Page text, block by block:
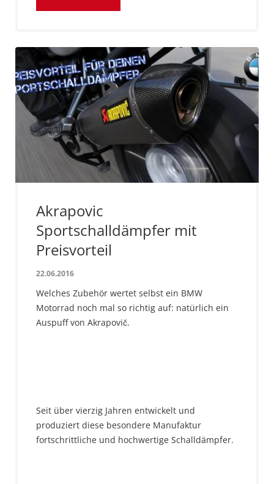
Akrapovic
Sportschalldämpfer mit
Preisvorteil
22.06.2016
Welches Zubehör wertet selbst ein BMW
Motorrad noch mal so richtig auf: natürlich ein
Auspuff von Akrapovič.
Seit über vierzig Jahren entwickelt und
produziert diese besondere Manufaktur
fortschrittliche und hochwertige Schalldämpfer.